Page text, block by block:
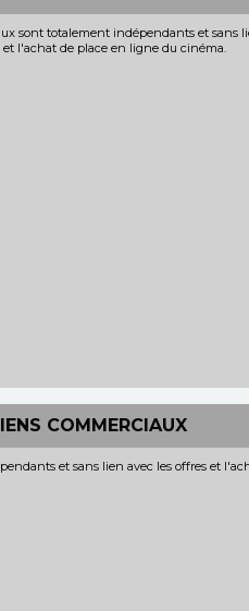
sont totalement indépendants et sans
et l'achat de place en ligne du cinéma.
COMMERCIAUX
et sans lien avec les offres et